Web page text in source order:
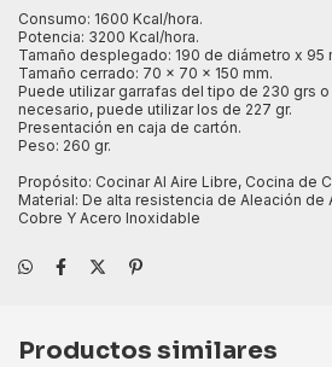
Consumo: 1600 Kcal/hora.
Potencia: 3200 Kcal/hora.
Tamaño desplegado: 190 de diámetro x 95
Tamaño cerrado: 70 x 70 x 150 mm.
Puede utilizar garrafas del tipo de 230 grs
necesario, puede utilizar los de 227 gr.
Presentación en caja de cartón.
Peso: 260 gr.
Propósito: Cocinar Al Aire Libre, Cocina de
Material: De alta resistencia de Aleación de
Cobre Y Acero Inoxidable
Productos similares